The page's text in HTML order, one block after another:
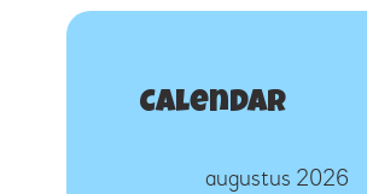
Calendar
augustus 2026